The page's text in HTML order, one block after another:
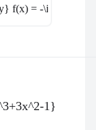
f(x) = -\infty
1}